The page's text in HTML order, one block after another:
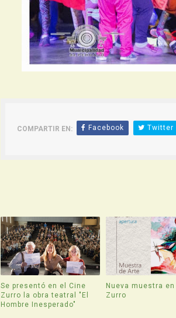
COMPARTIR EN: Facebook Twitter
Se presentó en el Cine
Zurro la obra teatral "El
Hombre Inesperado"
Nueva muestra
Zurro